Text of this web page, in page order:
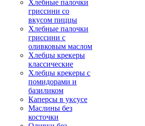
Хлебные палочки
гриссини со
вкусом пиццы
Хлебные палочки
гриссини с
оливковым маслом
Хлебцы крекеры
классические
Хлебцы крекеры с
помидорами и
базиликом
Каперсы в уксусе
Маслины без
косточки